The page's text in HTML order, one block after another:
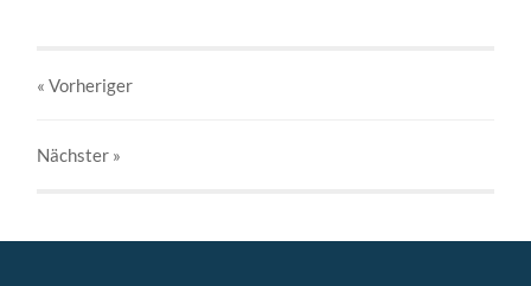
« Vorheriger
Nächster »